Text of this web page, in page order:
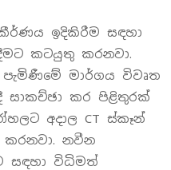
ඉදිකිරීම සඳහා
කටයුතු කරනවා.
මාර්ගය විවෘත
සාකච්ඡා කර පිළිතුරක්
අදාල CT ස්කෑන්
කරනවා. නවීන
සඳහා විධිමත්